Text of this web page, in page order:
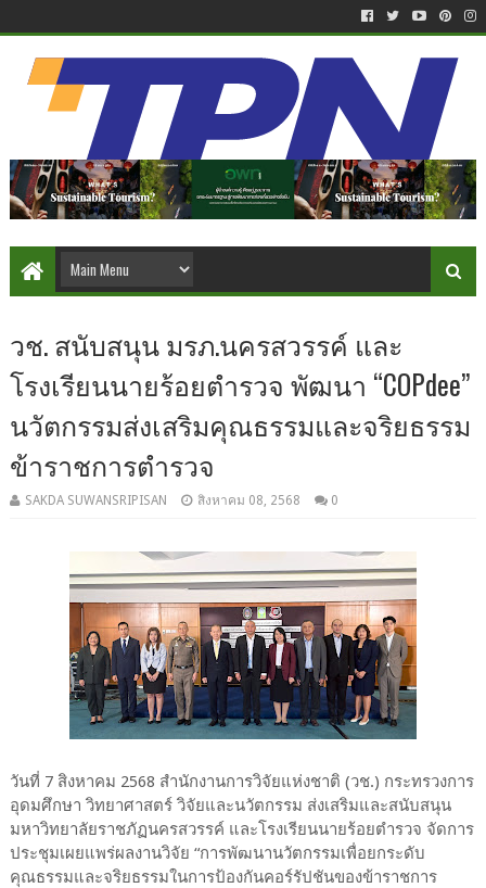
วช. สนับสนุน มรภ.นครสวรรค์ และ
โรงเรียนนายร้อยตำรวจ พัฒนา “COPdee”
นวัตกรรมส่งเสริมคุณธรรมและจริยธรรม
ข้าราชการตำรวจ
SAKDA SUWANSRIPISAN สิงหาคม 08, 2568 0
วันที่ 7 สิงหาคม 2568 สำนักงานการวิจัยแห่งชาติ (วช.) กระทรวงการ
อุดมศึกษา วิทยาศาสตร์ วิจัยและนวัตกรรม ส่งเสริมและสนับสนุน
มหาวิทยาลัยราชภัฏนครสวรรค์ และโรงเรียนนายร้อยตำรวจ จัดการ
ประชุมเผยแพร่ผลงานวิจัย “การพัฒนานวัตกรรมเพื่อยกระดับ
คุณธรรมและจริยธรรมในการป้องกันคอร์รัปชันของข้าราชการ